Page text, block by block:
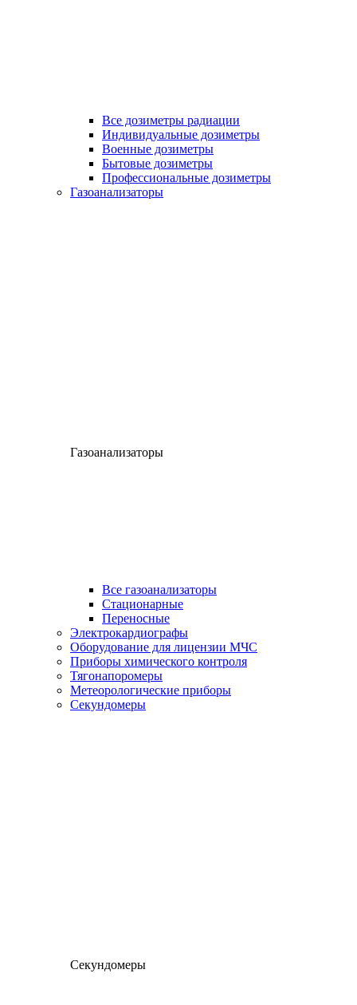
Все дозиметры радиации
Индивидуальные дозиметры
Военные дозиметры
Бытовые дозиметры
Профессиональные дозиметры
Газоанализаторы
Газоанализаторы
Все газоанализаторы
Cтационарные
Переносные
Электрокардиографы
Оборудование для лицензии МЧС
Приборы химического контроля
Тягонапоромеры
Метеорологические приборы
Секундомеры
Секундомеры